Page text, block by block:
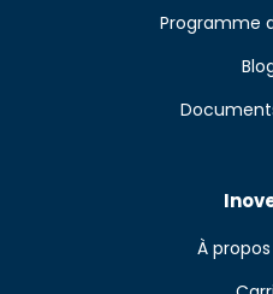
Programme
À